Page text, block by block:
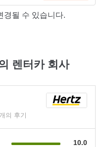
경될 수 있습니다.
렌터카 회사
의 후기
10.0